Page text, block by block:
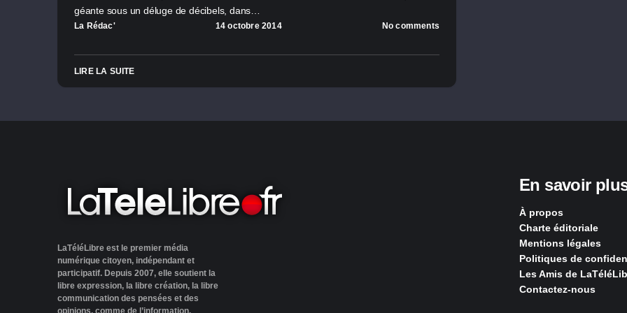
géante sous un déluge de décibels, dans…
La Rédac' 14 octobre 2014 No comments
LIRE LA SUITE
LaTéléLibre est le premier média
numérique citoyen, indépendant et
participatif. Depuis 2007, elle soutient la
libre expression, la libre création, la libre
communication des pensées et des
En savoir
À propos
Charte éditoriale
Mentions légales
Politiques de
Les Amis de
Contactez-nous